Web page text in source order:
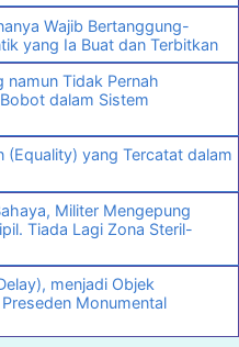
Wajib Bertanggung-
yang Ia Buat dan Terbitkan
namun Tidak Pernah
dalam Sistem
(Equality) yang Tercatat dalam
Militer Mengepung
Tiada Lagi Zona Steril-
menjadi Objek
Monumental